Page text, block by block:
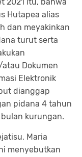
Hutapea alias
dan meyakinkan
turut serta
Dokumen
Elektronik
dianggap
pidana 4 tahun
kurungan.
Maria
menyebutkan